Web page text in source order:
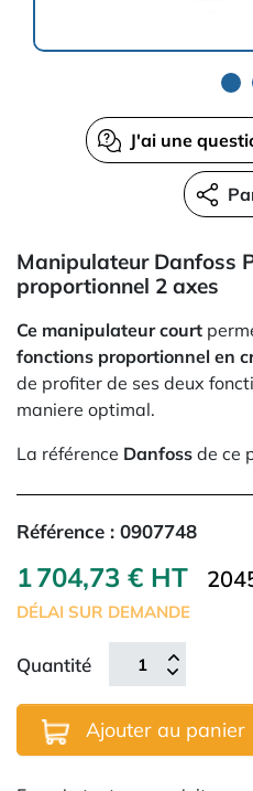
J'ai une
Manipulateur Danfoss
proportionnel 2 axes
Ce manipulateur court
fonctions proportionnel en
de profiter de ses deux
maniere optimal.
La référence Danfoss de ce
Référence : 0907748
1 704,73 € HT
DÉLAI SUR DEMANDE
Quantité
Ajouter au panier